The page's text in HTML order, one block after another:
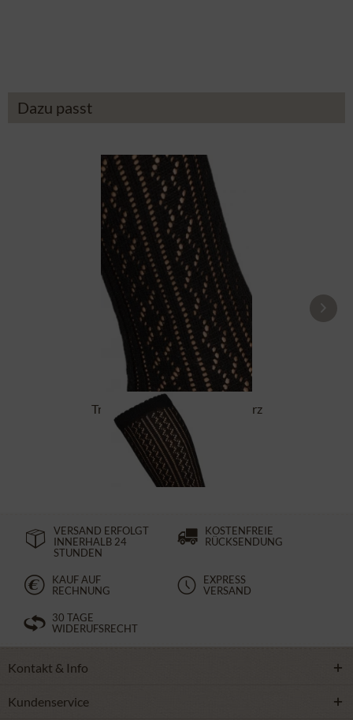
Dazu passt
Trachtensocken CS516 schwarz
14,90 €
VERSAND ERFOLGT
INNERHALB 24
STUNDEN
KOSTENFREIE
RÜCKSENDUNG
KAUF AUF
RECHNUNG
EXPRESS
VERSAND
30 TAGE
WIDERUFSRECHT
Kontakt & Info
Kundenservice